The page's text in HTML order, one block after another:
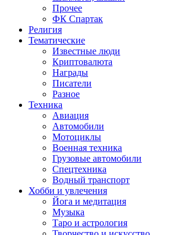
Прочее
ФК Спартак
Религия
Тематические
Известные люди
Криптовалюта
Награды
Писатели
Разное
Техника
Авиация
Автомобили
Мотоциклы
Военная техника
Грузовые автомобили
Спецтехника
Водный транспорт
Хобби и увлечения
Йога и медитация
Музыка
Таро и астрология